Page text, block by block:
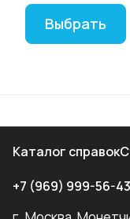
Выбрать
Каталог справок
+7 (969) 999-56-43